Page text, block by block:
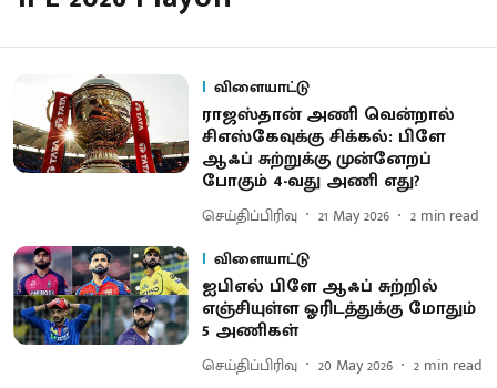
விளையாட்டு
ராஜஸ்தான் அணி வென்றால்
சிஎஸ்​கேவுக்கு சிக்​கல்: பிளே
ஆஃப் சுற்​றுக்கு முன்னேறப்
போகும் 4-வது அணி எது?
செய்திப்பிரிவு 21 May 2026 2 min read
விளையாட்டு
ஐபிஎல் பிளே ஆஃப் சுற்​றில்
எஞ்சியுள்ள ஓரிடத்​துக்கு மோதும்
5 அணி​கள்
செய்திப்பிரிவு 20 May 2026 2 min read